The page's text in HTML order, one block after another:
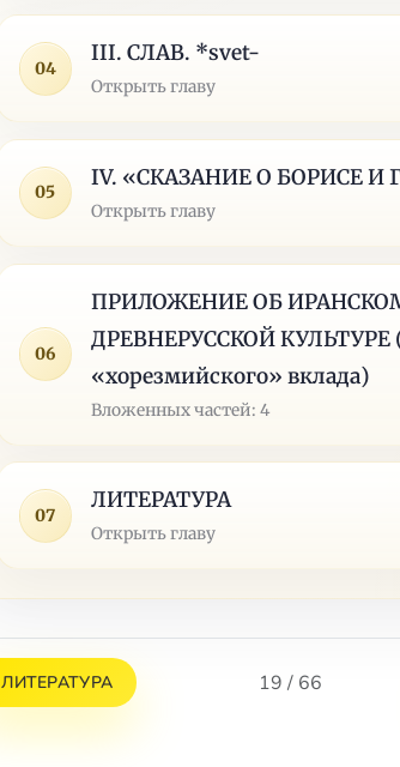
04
III. СЛАВ. *svet-
Открыть главу
05
IV. «СКАЗАНИЕ О БОРИСЕ И
Открыть главу
06
ПРИЛОЖЕНИЕ ОБ
ДРЕВНЕРУССКОЙ КУЛЬТУРЕ
«хорезмийского» вклада)
Вложенных частей: 4
07
ЛИТЕРАТУРА
Открыть главу
ЛИТЕРАТУРА 19 / 66